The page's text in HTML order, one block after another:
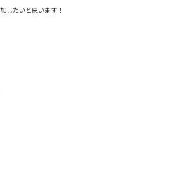
したいと思います！